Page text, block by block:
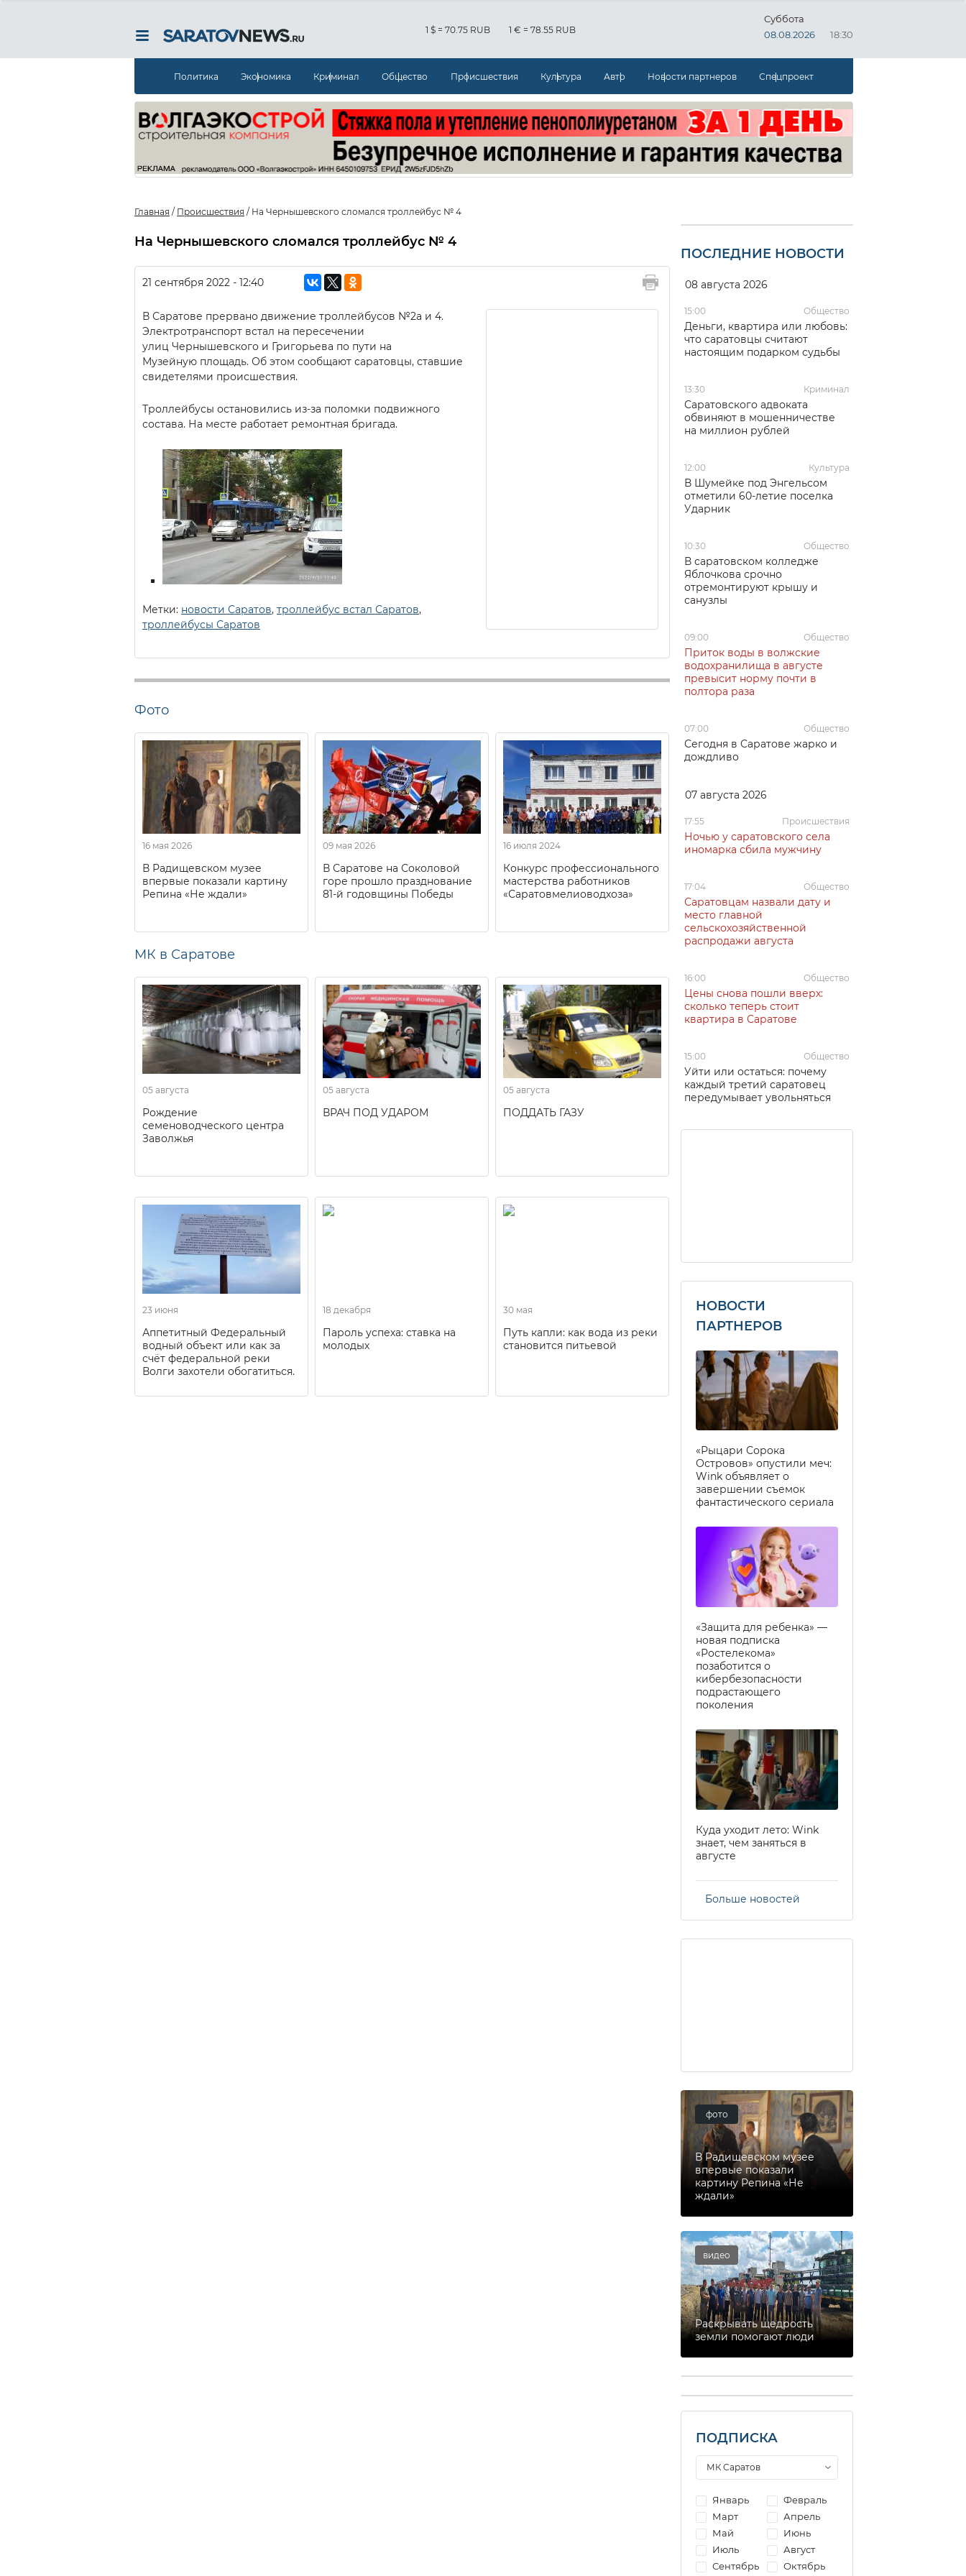
1 $ = 70.75 RUB 1 € = 78.55 RUB
Суббота
08.08.2026
18:30
Политика Экономика Криминал Общество Происшествия Культура Авто Новости партнеров Спецпроект
Главная / Происшествия / На Чернышевского сломался троллейбус № 4
На Чернышевского сломался троллейбус № 4
21 сентября 2022 - 12:40
В Саратове прервано движение троллейбусов №2а и 4.
Электротранспорт встал на пересечении
улиц Чернышевского и Григорьева по пути на
Музейную площадь. Об этом сообщают саратовцы, ставшие
свидетелями происшествия.
Троллейбусы остановились из-за поломки подвижного
состава. На месте работает ремонтная бригада.
Метки: новости Саратов, троллейбус встал Саратов,
троллейбусы Саратов
Фото
16 мая 2026
В Радищевском музее
впервые показали картину
Репина «Не ждали»
09 мая 2026
В Саратове на Соколовой
горе прошло празднование
81-й годовщины Победы
16 июля 2024
Конкурс профессионального
мастерства работников
«Саратовмелиоводхоза»
МК в Саратове
05 августа
Рождение
семеноводческого центра
Заволжья
05 августа
ВРАЧ ПОД УДАРОМ
05 августа
ПОДДАТЬ ГАЗУ
23 июня
Аппетитный Федеральный
водный объект или как за
счёт федеральной реки
Волги захотели обогатиться.
18 декабря
Пароль успеха: ставка на
молодых
30 мая
Путь капли: как вода из реки
становится питьевой
ПОСЛЕДНИЕ НОВОСТИ
08 августа 2026
15:00 Общество
Деньги, квартира или любовь:
что саратовцы считают
настоящим подарком судьбы
13:30 Криминал
Саратовского адвоката
обвиняют в мошенничестве
на миллион рублей
12:00 Культура
В Шумейке под Энгельсом
отметили 60-летие поселка
Ударник
10:30 Общество
В саратовском колледже
Яблочкова срочно
отремонтируют крышу и
санузлы
09:00 Общество
Приток воды в волжские
водохранилища в августе
превысит норму почти в
полтора раза
07:00 Общество
Сегодня в Саратове жарко и
дождливо
07 августа 2026
17:55 Происшествия
Ночью у саратовского села
иномарка сбила мужчину
17:04 Общество
Саратовцам назвали дату и
место главной
сельскохозяйственной
распродажи августа
16:00 Общество
Цены снова пошли вверх:
сколько теперь стоит
квартира в Саратове
15:00 Общество
Уйти или остаться: почему
каждый третий саратовец
передумывает увольняться
НОВОСТИ
ПАРТНЕРОВ
«Рыцари Сорока
Островов» опустили меч:
Wink объявляет о
завершении съемок
фантастического сериала
«Защита для ребенка» —
новая подписка
«Ростелекома»
позаботится о
кибербезопасности
подрастающего
поколения
Куда уходит лето: Wink
знает, чем заняться в
августе
Больше новостей
фото
В Радищевском музее
впервые показали
картину Репина «Не
ждали»
видео
Раскрывать щедрость
земли помогают люди
ПОДПИСКА
Январь
Февраль
Март
Апрель
Май
Июнь
Июль
Август
Сентябрь
Октябрь